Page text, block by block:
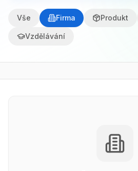
Vše Firma Produkt
Vzdělávání